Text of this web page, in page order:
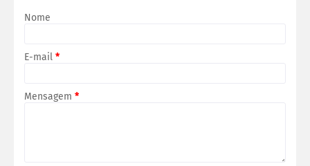
Nome
E-mail *
Mensagem *